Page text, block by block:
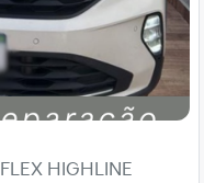
HIGHLINE